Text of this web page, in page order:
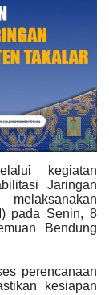
kegiatan
Jaringan
pada Senin, 8
Bendung
perencanaan
kesiapan